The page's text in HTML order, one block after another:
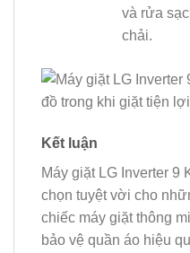
và rửa
chải.
Kết luận
Máy giặt LG Inverter 9
chọn tuyệt vời cho
chiếc máy giặt thông
bảo vệ quần áo hiệu